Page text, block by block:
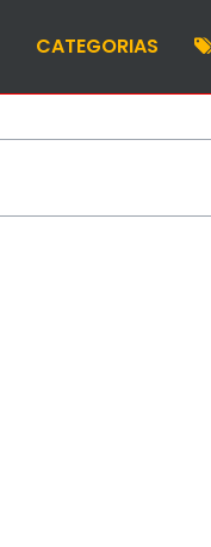
CATEGORIAS